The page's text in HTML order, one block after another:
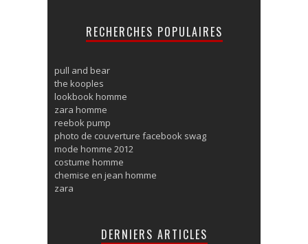
RECHERCHES POPULAIRES
pull and bear
the kooples
lookbook homme
zara homme
reebok pump
photo de couverture facebook swag
mode homme 2012
costume homme
chemise en jean homme
zara
DERNIERS ARTICLES